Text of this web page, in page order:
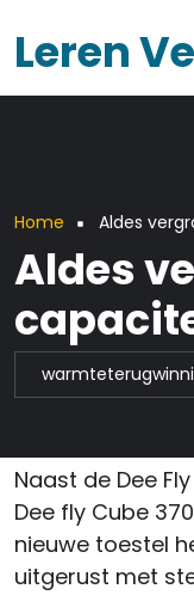
Leren
Home Aldes
Aldes
Naast de Dee
Dee fly Cube
nieuwe toestel
uitgerust met